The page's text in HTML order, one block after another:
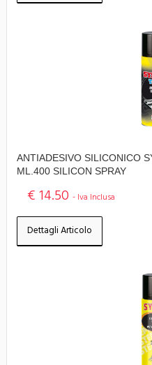
ANTIADESIVO SILICONICO
ML.400 SILICON SPRAY
€ 14.50 - Iva Inclusa
Dettagli Articolo